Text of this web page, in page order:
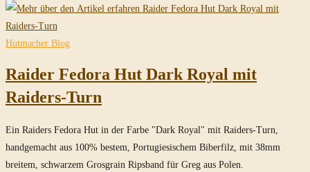
Fedora
in
Royal-
Hutmacher Blog
Raider Fedora Hut Dark Royal mit
Raiders-Turn
Ein Raiders Fedora Hut in der Farbe "Dark Royal" mit Raiders-Turn,
handgemacht aus 100% bestem, Portugiesischem Biberfilz, mit 38mm
breitem, schwarzem Grosgrain Ripsband für Greg aus Polen.